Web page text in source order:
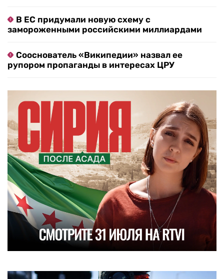
В ЕС придумали новую схему с
замороженными российскими миллиардами
Сооснователь «Википедии» назвал ее
рупором пропаганды в интересах ЦРУ